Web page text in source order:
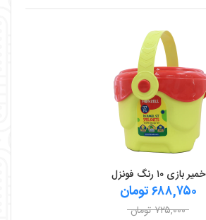
خمیر بازی ۱۰ رنگ فونزل
۶۸۸,۷۵۰ تومان
۷۲۵,۰۰۰ تومان